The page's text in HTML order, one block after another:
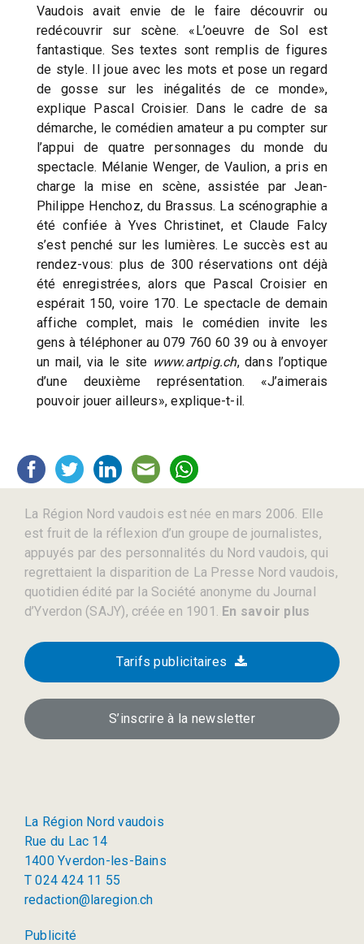
Vaudois avait envie de le faire découvrir ou
redécouvrir sur scène. «L’oeuvre de Sol est
fantastique. Ses textes sont remplis de figures
de style. Il joue avec les mots et pose un regard
de gosse sur les inégalités de ce monde»,
explique Pascal Croisier. Dans le cadre de sa
démarche, le comédien amateur a pu compter sur
l’appui de quatre personnages du monde du
spectacle. Mélanie Wenger, de Vaulion, a pris en
charge la mise en scène, assistée par Jean-
Philippe Henchoz, du Brassus. La scénographie a
été confiée à Yves Christinet, et Claude Falcy
s’est penché sur les lumières. Le succès est au
rendez-vous: plus de 300 réservations ont déjà
été enregistrées, alors que Pascal Croisier en
espérait 150, voire 170. Le spectacle de demain
affiche complet, mais le comédien invite les
gens à téléphoner au 079 760 60 39 ou à envoyer
un mail, via le site www.artpig.ch, dans l’optique
d’une deuxième représentation. «J’aimerais
pouvoir jouer ailleurs», explique-t-il.
La Région Nord vaudois est née en mars 2006. Elle
est fruit de la réflexion d’un groupe de journalistes,
appuyés par des personnalités du Nord vaudois, qui
regrettaient la disparition de La Presse Nord vaudois,
quotidien édité par la Société anonyme du Journal
d’Yverdon (SAJY), créée en 1901. En savoir plus
Tarifs publicitaires
S’inscrire à la newsletter
La Région Nord vaudois
Rue du Lac 14
1400 Yverdon-les-Bains
T 024 424 11 55
redaction@laregion.ch
Publicité